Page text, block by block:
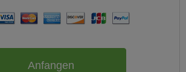
Anfangen